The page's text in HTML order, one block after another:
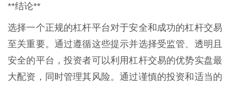
**结论**
选择一个正规的杠杆平台对于安全和成功的杠杆交易
至关重要。通过遵循这些提示并选择受监管、透明且
安全的平台，投资者可以利用杠杆交易的优势实盘最
大配资，同时管理其风险。通过谨慎的投资和适当的